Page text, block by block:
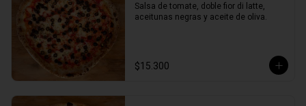
Salsa de tomate, doble fior di latte,
aceitunas negras y aceite de oliva.
$15.300